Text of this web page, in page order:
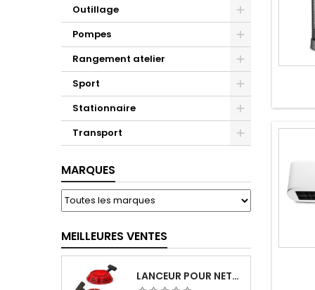
Outillage
Pompes
Rangement atelier
Sport
Stationnaire
Transport
MARQUES
MEILLEURES VENTES
LANCEUR POUR NETTOYEUR HP THERMIQUE - BRICK